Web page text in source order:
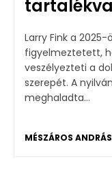
Larry Fink a
figyelmeztetett,
veszélyezteti a
szerepét. A nyilvánosan birtokolt szövetségi adósság
meghaladta...
MÉSZÁROS ANDRÁS